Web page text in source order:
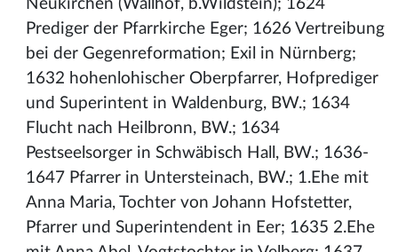
Neukirchen (Wallhof, b.Wildstein); 1624
Prediger der Pfarrkirche Eger; 1626 Vertreibung
bei der Gegenreformation; Exil in Nürnberg;
1632 hohenlohischer Oberpfarrer, Hofprediger
und Superintent in Waldenburg, BW.; 1634
Flucht nach Heilbronn, BW.; 1634
Pestseelsorger in Schwäbisch Hall, BW.; 1636-
1647 Pfarrer in Untersteinach, BW.; 1.Ehe mit
Anna Maria, Tochter von Johann Hofstetter,
Pfarrer und Superintendent in Eer; 1635 2.Ehe